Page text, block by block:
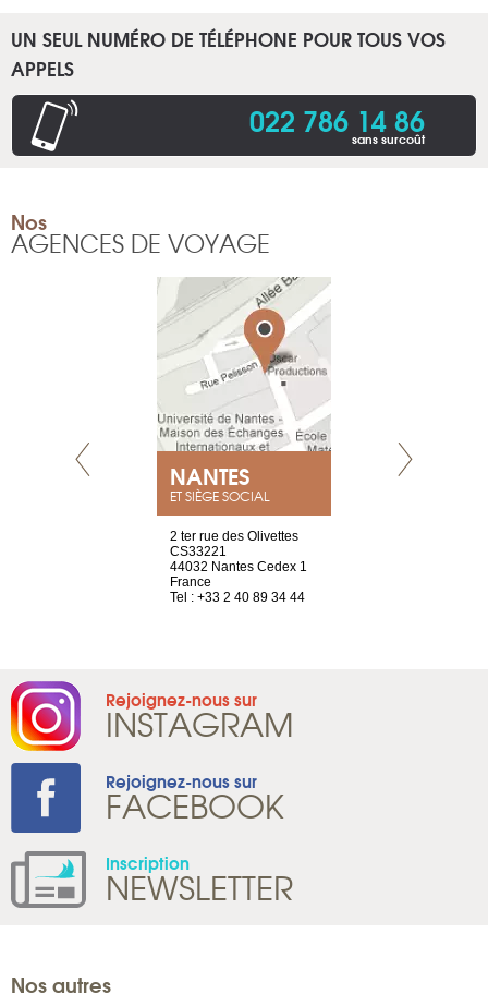
UN SEUL NUMÉRO DE TÉLÉPHONE POUR TOUS VOS
APPELS
022 786 14 86
sans surcoût
Nos
AGENCES DE VOYAGE
NANTES
ET SIÈGE SOCIAL
2 ter rue des Olivettes
CS33221
44032 Nantes Cedex 1
France
Tel : +33 2 40 89 34 44
Rejoignez-nous sur
INSTAGRAM
Rejoignez-nous sur
FACEBOOK
Inscription
NEWSLETTER
Nos autres